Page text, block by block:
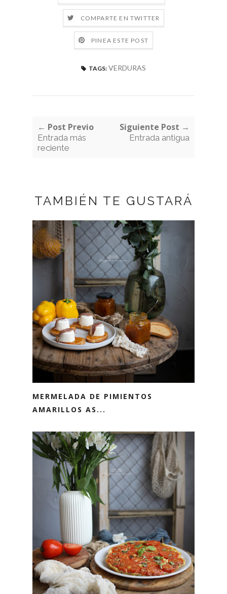
COMPARTE EN TWITTER
PINEA ESTE POST
TAGS: VERDURAS
← Post Previo
Entrada más
reciente
Siguiente Post →
Entrada antigua
TAMBIÉN TE GUSTARÁ
MERMELADA DE PIMIENTOS
AMARILLOS AS...